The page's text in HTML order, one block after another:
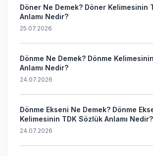
Döner Ne Demek? Döner Kelimesinin
Anlamı Nedir?
25.07.2026
Dönme Ne Demek? Dönme
Anlamı Nedir?
24.07.2026
Dönme Ekseni Ne Demek? Dönme
Kelimesinin TDK Sözlük Anlamı Nedir?
24.07.2026